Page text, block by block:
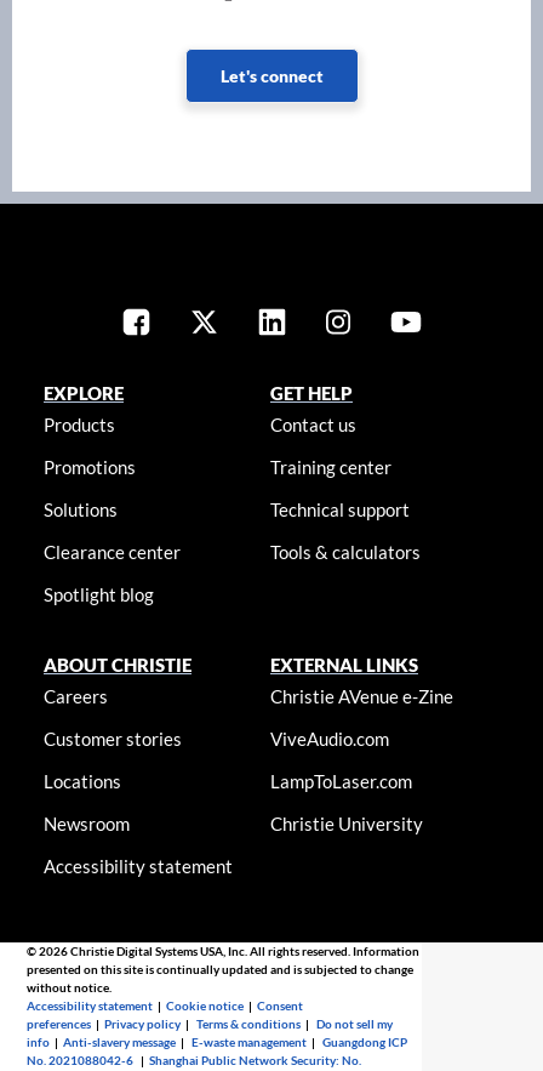
Let's connect
EXPLORE
Products
Promotions
Solutions
Clearance center
Spotlight blog
GET HELP
Contact us
Training center
Technical support
Tools & calculators
ABOUT CHRISTIE
Careers
Customer stories
Locations
Newsroom
Accessibility statement
EXTERNAL LINKS
Christie AVenue e-Zine
ViveAudio.com
LampToLaser.com
Christie University
© 2026 Christie Digital Systems USA, Inc. All rights reserved. Information
presented on this site is continually updated and is subjected to change
without notice.
Accessibility statement |Cookie notice |Consent
preferences |Privacy policy |Terms & conditions |Do not sell my
info |Anti-slavery message |E-waste management |Guangdong ICP
No. 2021088042-6 |Shanghai Public Network Security: No.